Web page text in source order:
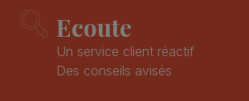
Ecoute
Un service client réactif
Des conseils avisés